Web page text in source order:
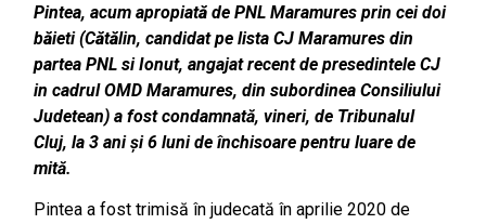
Pintea, acum apropiată de PNL Maramures prin cei doi
băieti (Cătălin, candidat pe lista CJ Maramures din
partea PNL si Ionut, angajat recent de presedintele CJ
in cadrul OMD Maramures, din subordinea Consiliului
Judetean) a fost condamnată, vineri, de Tribunalul
Cluj, la 3 ani și 6 luni de închisoare pentru luare de
mită.
Pintea a fost trimisă în judecată în aprilie 2020 de